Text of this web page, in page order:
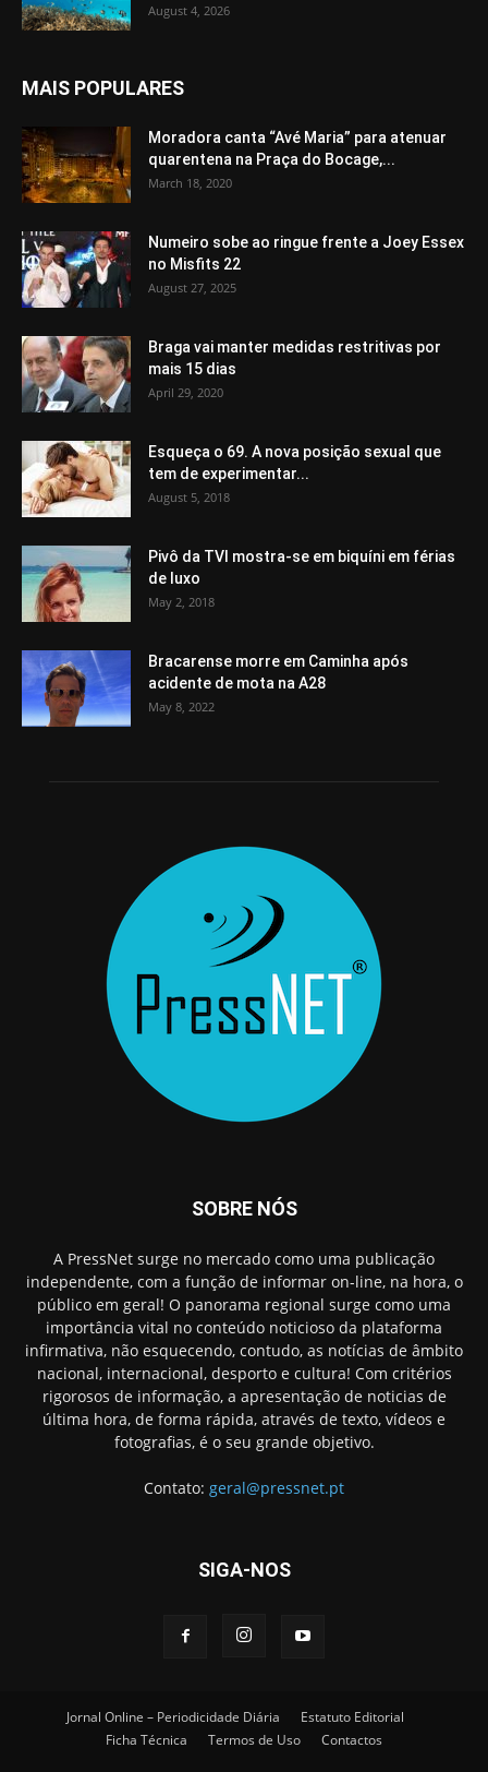
August 4, 2026
MAIS POPULARES
Moradora canta “Avé Maria” para atenuar
quarentena na Praça do Bocage,...
March 18, 2020
Numeiro sobe ao ringue frente a Joey Essex
no Misfits 22
August 27, 2025
Braga vai manter medidas restritivas por
mais 15 dias
April 29, 2020
Esqueça o 69. A nova posição sexual que
tem de experimentar...
August 5, 2018
Pivô da TVI mostra-se em biquíni em férias
de luxo
May 2, 2018
Bracarense morre em Caminha após
acidente de mota na A28
May 8, 2022
SOBRE NÓS
A PressNet surge no mercado como uma publicação
independente, com a função de informar on-line, na hora, o
público em geral! O panorama regional surge como uma
importância vital no conteúdo noticioso da plataforma
infirmativa, não esquecendo, contudo, as notícias de âmbito
nacional, internacional, desporto e cultura! Com critérios
rigorosos de informação, a apresentação de noticias de
última hora, de forma rápida, através de texto, vídeos e
fotografias, é o seu grande objetivo.
Contato: geral@pressnet.pt
SIGA-NOS
Jornal Online – Periodicidade Diária
Estatuto Editorial
Ficha Técnica
Termos de Uso Contactos